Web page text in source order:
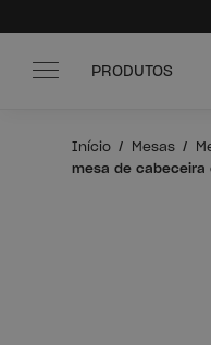
PRODUTOS
Início Mesas
mesa de cabeceira